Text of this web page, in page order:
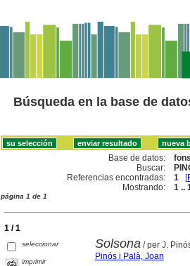
Búsqueda en la base de
Base de datos:
fons
Buscar:
Referencias encontradas:
1 [
Mostrando:
1 ..
página 1 de 1
1 / 1
seleccionar
imprimir
Solsona/ per J.
Pinós i Palà, Joan